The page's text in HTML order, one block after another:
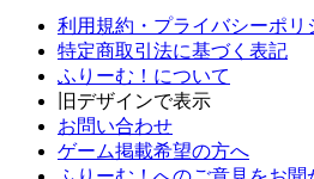
利用規約・プライバシーポリ
特定商取引法に基づく表記
ふりーむ！について
旧デザインで表示
お問い合わせ
ゲーム掲載希望の方へ